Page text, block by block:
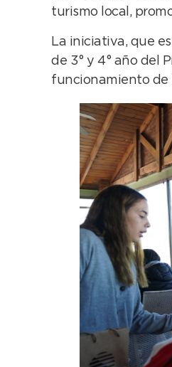
turismo local,
La iniciativa, que
de 3° y 4° año del
funcionamiento de